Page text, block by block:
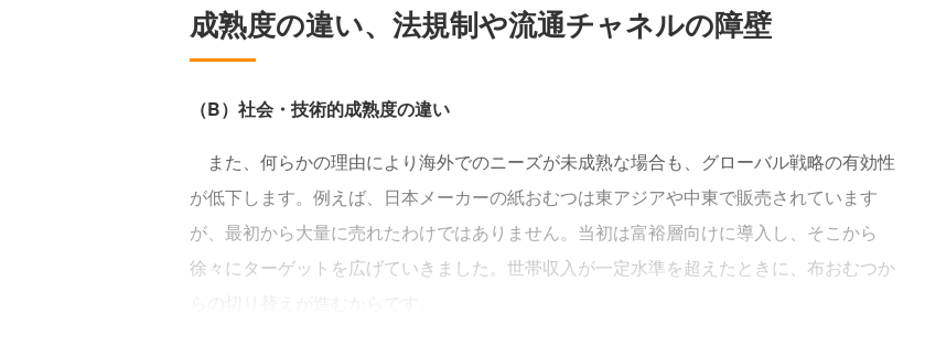
成熟度の違い、法規制や流通チャネルの障壁
（B）社会・技術的成熟度の違い
また、何らかの理由により海外でのニーズが未成熟な場合も、グローバル戦略の有効性
が低下します。例えば、日本メーカーの紙おむつは東アジアや中東で販売されています
が、最初から大量に売れたわけではありません。当初は富裕層向けに導入し、そこから
徐々にターゲットを広げていきました。世帯収入が一定水準を超えたときに、布おむつか